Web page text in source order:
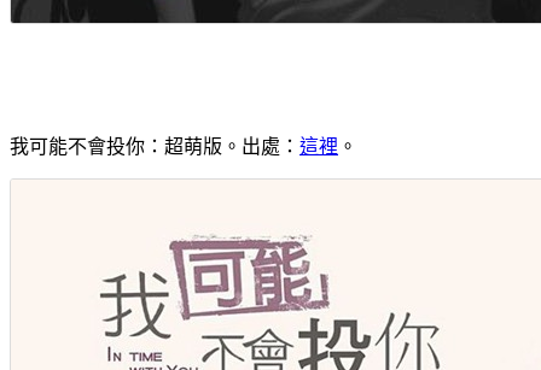
我可能不會投你：超萌版。出處： 這裡 。